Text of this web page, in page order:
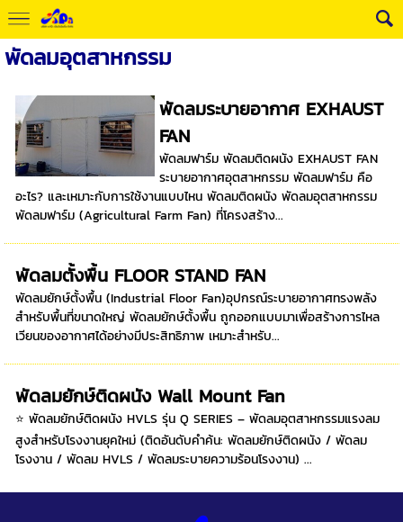
พัดลมอุตสาหกรรม
พัดลมระบายอากาศ EXHAUST
FAN
พัดลมฟาร์ม พัดลมติดผนัง EXHAUST FAN
ระบายอากาศอุตสาหกรรม พัดลมฟาร์ม คือ
อะไร? และเหมาะกับการใช้งานแบบไหน พัดลมติดผนัง พัดลมอุตสาหกรรม
พัดลมฟาร์ม (Agricultural Farm Fan) ที่โครงสร้าง...
พัดลมตั้งพื้น FLOOR STAND FAN
พัดลมยักษ์ตั้งพื้น (Industrial Floor Fan)อุปกรณ์ระบายอากาศทรงพลัง
สำหรับพื้นที่ขนาดใหญ่ พัดลมยักษ์ตั้งพื้น ถูกออกแบบมาเพื่อสร้างการไหล
เวียนของอากาศได้อย่างมีประสิทธิภาพ เหมาะสำหรับ...
พัดลมยักษ์ติดผนัง Wall Mount Fan
⭐ พัดลมยักษ์ติดผนัง HVLS รุ่น Q SERIES – พัดลมอุตสาหกรรมแรงลม
สูงสำหรับโรงงานยุคใหม่ (ติดอันดับคำค้น: พัดลมยักษ์ติดผนัง / พัดลม
โรงงาน / พัดลม HVLS / พัดลมระบายความร้อนโรงงาน) ...